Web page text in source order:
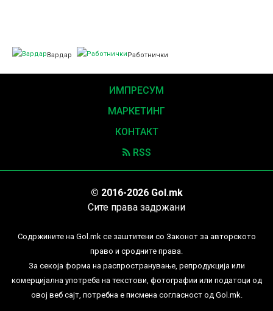
Вардар Работнички
ИМПРЕСУМ
МАРКЕТИНГ
КОНТАКТ
RSS
© 2016-2026 Gol.mk
Сите права задржани
Содржините на Gol.mk се заштитени со Законот за авторското
право и сродните права.
За секоја форма на распространување, репродукција или
комерцијална употреба на текстови, фотографии или податоци од
овој веб сајт, потребна е писмена согласност од Gol.mk.